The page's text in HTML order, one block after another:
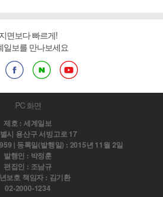
지면보다 빠르게!
일보를 만나보세요
PC 화면
제호 : 세계일보
시 용산구 서빙고로 17
| 등록일(발행일) : 2015년 11월 2일
발행인 : 박정훈
편집인 : 조남규
보호 책임자 : 김기환
02-2000-1234